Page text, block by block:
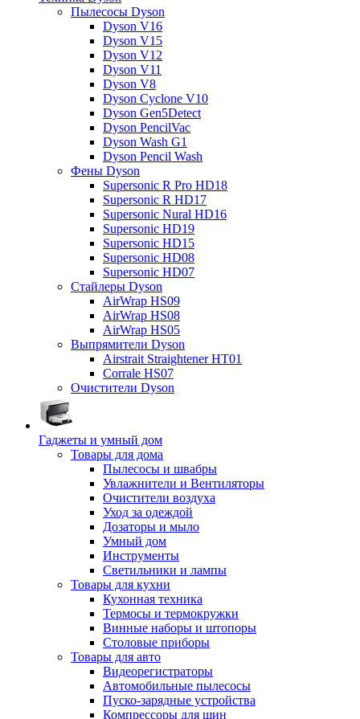
Пылесосы Dyson
Dyson V16
Dyson V15
Dyson V12
Dyson V11
Dyson V8
Dyson Cyclone V10
Dyson Gen5Detect
Dyson PencilVac
Dyson Wash G1
Dyson Pencil Wash
Фены Dyson
Supersonic R Pro HD18
Supersonic R HD17
Supersonic Nural HD16
Supersonic HD19
Supersonic HD15
Supersonic HD08
Supersonic HD07
Стайлеры Dyson
AirWrap HS09
AirWrap HS08
AirWrap HS05
Выпрямители Dyson
Airstrait Straightener HT01
Corrale HS07
Очистители Dyson
Гаджеты и умный дом
Товары для дома
Пылесосы и швабры
Увлажнители и Вентиляторы
Очистители воздуха
Уход за одеждой
Дозаторы и мыло
Умный дом
Инструменты
Светильники и лампы
Товары для кухни
Кухонная техника
Термосы и термокружки
Винные наборы и штопоры
Столовые приборы
Товары для авто
Видеорегистраторы
Автомобильные пылесосы
Пуско-зарядные устройства
Компрессоры для шин